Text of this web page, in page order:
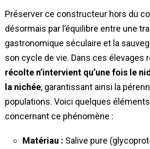
Préserver ce constructeur hors du
désormais par l’équilibre entre une
gastronomique séculaire et la
son cycle de vie. Dans ces élevages
récolte n’intervient qu’une fois le
la nichée, garantissant ainsi la
populations. Voici quelques
concernant ce phénomène :
Matériau : Salive pure